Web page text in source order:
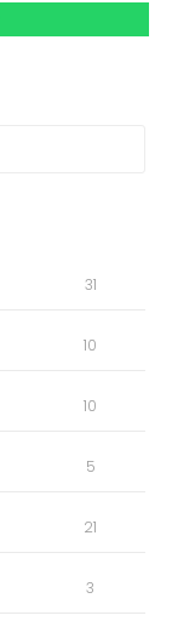
31
10
10
5
21
3